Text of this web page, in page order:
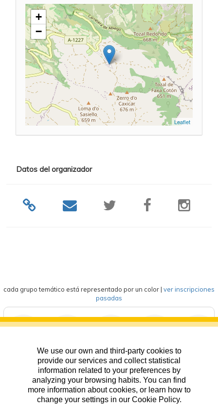
+
−
Leaflet
Datos del organizador
cada grupo temático está representado por un color| ver inscripciones
pasadas
eventos competición formación
We use our own and third-party cookies to
provide our services and collect statistical
information related to your preferences by
analyzing your browsing habits. You can find
more information about cookies, or learn how to
change your settings in our Cookie Policy.